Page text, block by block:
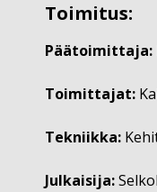
Toimitus:
Päätoimittaja:
Toimittajat:
Tekniikka:
Julkaisija: